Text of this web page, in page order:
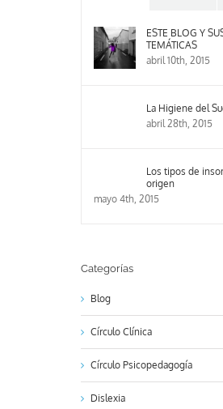
ESTE BLOG Y
TEMÁTICAS
abril 10th, 2015
La Higiene del
abril 28th, 2015
Los tipos de
origen
mayo 4th, 2015
Categorías
Blog
Círculo Clínica
Círculo Psicopedagogía
Dislexia